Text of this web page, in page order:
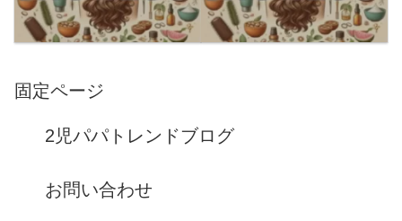
固定ページ
2児パパトレンドブログ
お問い合わせ